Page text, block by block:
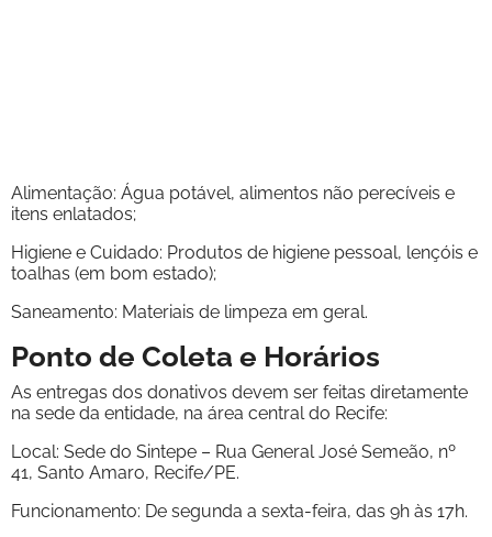
Alimentação: Água potável, alimentos não perecíveis e
itens enlatados;
Higiene e Cuidado: Produtos de higiene pessoal, lençóis e
toalhas (em bom estado);
Saneamento: Materiais de limpeza em geral.
Ponto de Coleta e Horários
As entregas dos donativos devem ser feitas diretamente
na sede da entidade, na área central do Recife:
Local: Sede do Sintepe – Rua General José Semeão, nº
41, Santo Amaro, Recife/PE.
Funcionamento: De segunda a sexta-feira, das 9h às 17h.